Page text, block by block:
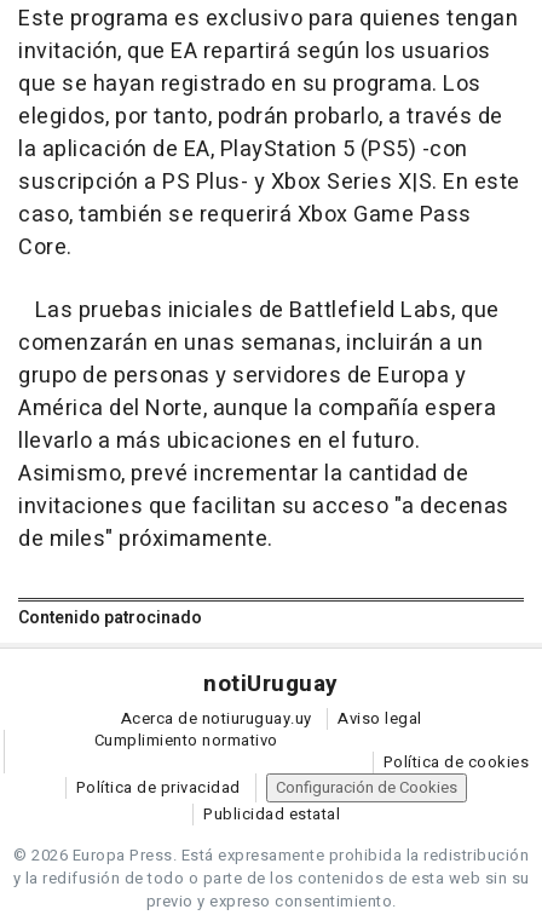
Este programa es exclusivo para quienes tengan
invitación, que EA repartirá según los usuarios
que se hayan registrado en su programa. Los
elegidos, por tanto, podrán probarlo, a través de
la aplicación de EA, PlayStation 5 (PS5) -con
suscripción a PS Plus- y Xbox Series X|S. En este
caso, también se requerirá Xbox Game Pass
Core.
Las pruebas iniciales de Battlefield Labs, que
comenzarán en unas semanas, incluirán a un
grupo de personas y servidores de Europa y
América del Norte, aunque la compañía espera
llevarlo a más ubicaciones en el futuro.
Asimismo, prevé incrementar la cantidad de
invitaciones que facilitan su acceso "a decenas
de miles" próximamente.
Contenido patrocinado
notiUruguay
Acerca de notiuruguay.uy
Aviso legal
Cumplimiento normativo
Política de cookies
Política de privacidad
Configuración de Cookies
Publicidad estatal
© 2026 Europa Press. Está expresamente prohibida la redistribución
y la redifusión de todo o parte de los contenidos de esta web sin su
previo y expreso consentimiento.